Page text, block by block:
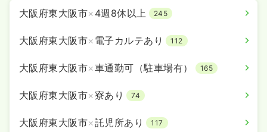
大阪府東大阪市× 4週8休以上 245
大阪府東大阪市× 電子カルテあり 112
大阪府東大阪市×車通勤可（駐車場有） 165
大阪府東大阪市×寮あり 74
大阪府東大阪市×託児所あり 117